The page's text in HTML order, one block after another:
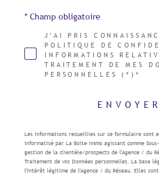
J'AI PRIS
POLITIQUE DE
INFORMATIONS
TRAITEMENT DE MES
PERSONNELLES (*)*
* Champ obligatoire
ENVOYER
Les informations recueillies sur ce formulaire sont
informatisé par La Boite Immo agissant comme
gestion de la clientèle/prospects de l'Agence / du
Traitement de vos Données personnelles. La base
l'intérêt légitime de l'Agence / du Réseau. Elles sont